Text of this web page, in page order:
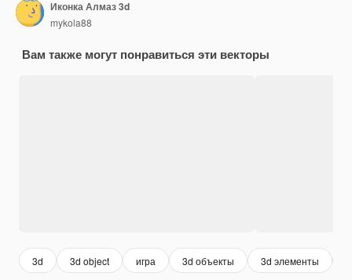
Иконка Алмаз 3d
mykola88
Вам также могут понравиться эти векторы
3d 3d object игра 3d объекты 3d элементы